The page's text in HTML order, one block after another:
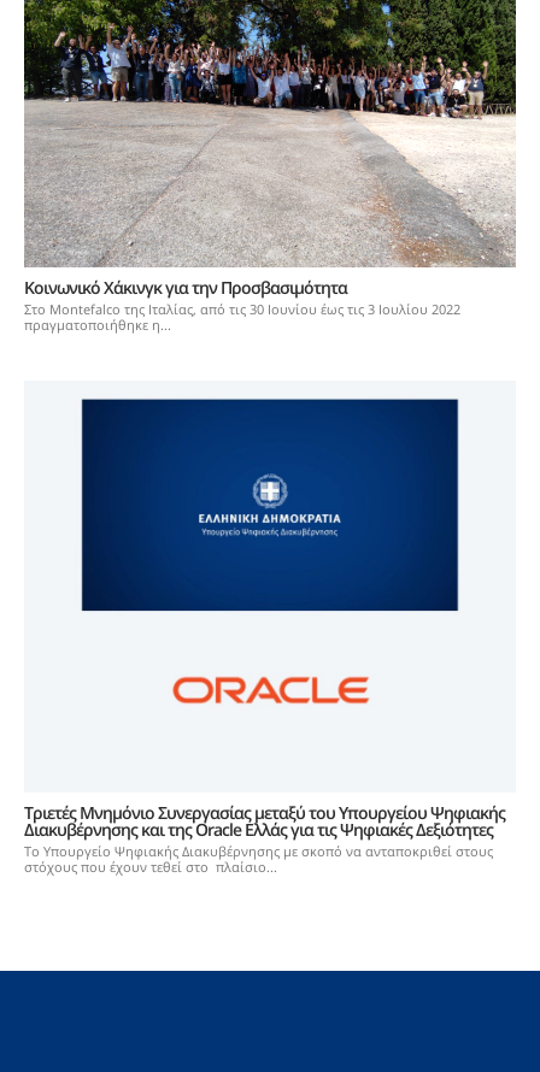
Κοινωνικό Χάκινγκ για την Προσβασιμότητα
Στο Montefalco της Ιταλίας, από τις 30 Ιουνίου έως τις 3 Ιουλίου 2022
πραγματοποιήθηκε η...
Τριετές Μνημόνιο Συνεργασίας μεταξύ του Υπουργείου Ψηφιακής
Διακυβέρνησης και της Oracle Ελλάς για τις Ψηφιακές Δεξιότητες
Το Υπουργείο Ψηφιακής Διακυβέρνησης με σκοπό να ανταποκριθεί στους
στόχους που έχουν τεθεί στο πλαίσιο...